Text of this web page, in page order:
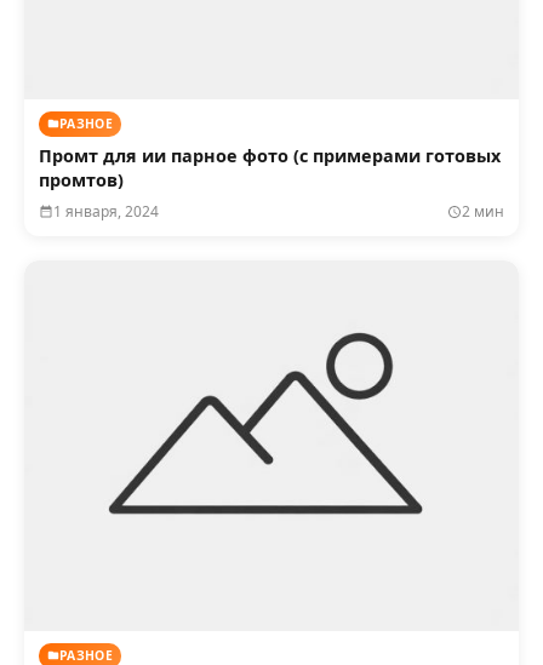
РАЗНОЕ
Промт для ии парное фото (с примерами готовых
промтов)
1 января, 2024 2 мин
РАЗНОЕ